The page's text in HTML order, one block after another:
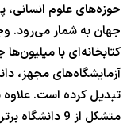
حوزه‌های علوم انسانی،
جهان به شمار می‌رود.
کتابخانه‌ای با
آزمایشگاه‌های مجهز،
متشکل از 9